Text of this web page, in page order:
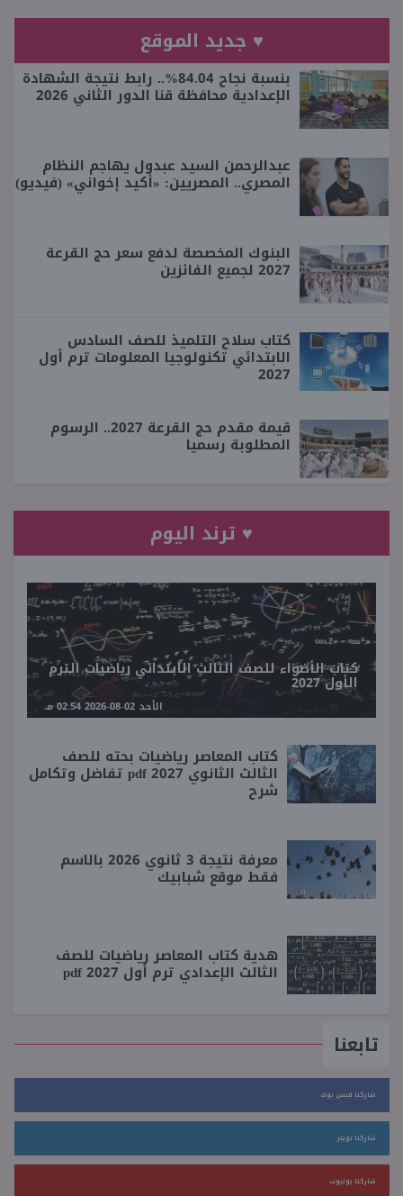
♥ جديد الموقع
بنسبة نجاح 84.04%.. رابط نتيجة الشهادة
الإعدادية محافظة قنا الدور الثاني 2026
عبدالرحمن السيد عبدول يهاجم النظام
المصري.. المصريين: «أكيد إخواني» (فيديو)
البنوك المخصصة لدفع سعر حج القرعة
2027 لجميع الفائزين
كتاب سلاح التلميذ للصف السادس
الابتدائي تكنولوجيا المعلومات ترم أول
2027
قيمة مقدم حج القرعة 2027.. الرسوم
المطلوبة رسميا
♥ ترند اليوم
كتاب الأضواء للصف الثالث الابتدائي رياضيات الترم
الأول 2027
الأحد 02-08-2026 02:54 مـ
كتاب المعاصر رياضيات بحته للصف
الثالث الثانوي 2027 pdf تفاضل وتكامل
شرح
معرفة نتيجة 3 ثانوي 2026 بالاسم
فقط موقع شبابيك
هدية كتاب المعاصر رياضيات للصف
الثالث الإعدادي ترم أول 2027 pdf
تابعنا
شاركنا فيس بوك
شاركنا تويتر
شاركنا يوتيوب